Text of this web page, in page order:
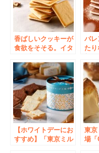
香ばしいクッキーが
食欲をそそる。イタ
た秋らしい逸品。
「東京ミルクチーズ
工場」から「マロン
&マスカルポーネク
ッキー」を新発売！
バレ
たり
ッチ
パ
期
【ホワイトデーにお
すすめ】「東京ミル
東京
場